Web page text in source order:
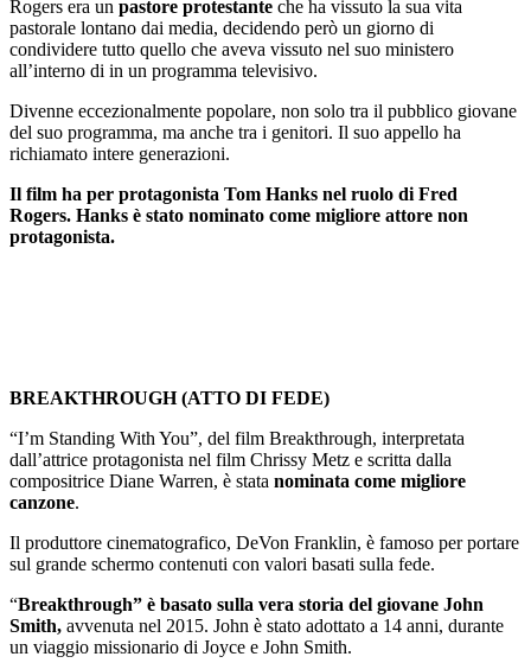
Rogers era un pastore protestante che ha vissuto la sua vita
pastorale lontano dai media, decidendo però un giorno di
condividere tutto quello che aveva vissuto nel suo ministero
all’interno di in un programma televisivo.
Divenne eccezionalmente popolare, non solo tra il pubblico giovane
del suo programma, ma anche tra i genitori. Il suo appello ha
richiamato intere generazioni.
Il film ha per protagonista Tom Hanks nel ruolo di Fred
Rogers. Hanks è stato nominato come migliore attore non
protagonista.
BREAKTHROUGH (ATTO DI FEDE)
“I’m Standing With You”, del film Breakthrough, interpretata
dall’attrice protagonista nel film Chrissy Metz e scritta dalla
compositrice Diane Warren, è stata nominata come migliore
canzone.
Il produttore cinematografico, DeVon Franklin, è famoso per portare
sul grande schermo contenuti con valori basati sulla fede.
“Breakthrough” è basato sulla vera storia del giovane John
Smith, avvenuta nel 2015. John è stato adottato a 14 anni, durante
un viaggio missionario di Joyce e John Smith.